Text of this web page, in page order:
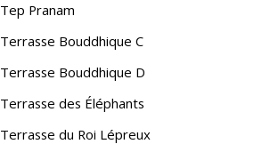
Tep Pranam
Terrasse Bouddhique C
Terrasse Bouddhique D
Terrasse des Éléphants
Terrasse du Roi Lépreux